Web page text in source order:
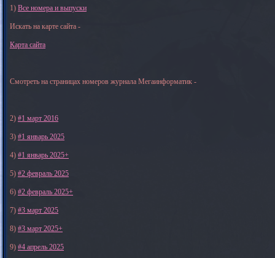
1) Все номера и выпуски
Искать на карте сайта -
Карта сайта
Смотреть на страницах номеров журнала Мегаинформатик -
2) #1 март 2016
3) #1 январь 2025
4) #1 январь 2025+
5) #2 февраль 2025
6) #2 февраль 2025+
7) #3 март 2025
8) #3 март 2025+
9) #4 апрель 2025